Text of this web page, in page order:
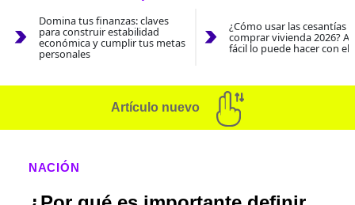
Domina tus finanzas: claves
para construir estabilidad
económica y cumplir tus metas
personales
¿Cómo usar las cesantías
comprar vivienda 2026?
fácil lo puede hacer con el
Artículo nuevo
NACIÓN